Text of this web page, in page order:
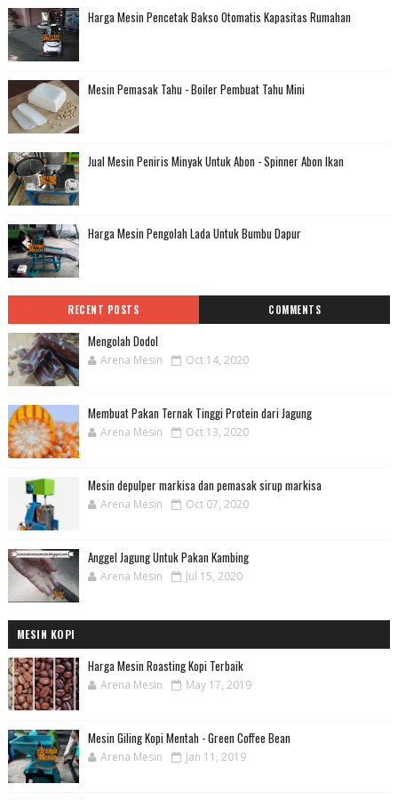
Harga Mesin Pencetak Bakso Otomatis Kapasitas Rumahan
Mesin Pemasak Tahu - Boiler Pembuat Tahu Mini
Jual Mesin Peniris Minyak Untuk Abon - Spinner Abon Ikan
Harga Mesin Pengolah Lada Untuk Bumbu Dapur
RECENT POSTS COMMENTS
Mengolah Dodol
Arena Mesin Oct 14, 2020
Membuat Pakan Ternak Tinggi Protein dari Jagung
Arena Mesin Oct 13, 2020
Mesin depulper markisa dan pemasak sirup markisa
Arena Mesin Oct 07, 2020
Anggel Jagung Untuk Pakan Kambing
Arena Mesin Jul 15, 2020
MESIN KOPI
Harga Mesin Roasting Kopi Terbaik
Arena Mesin May 17, 2019
Mesin Giling Kopi Mentah - Green Coffee Bean
Arena Mesin Jan 11, 2019